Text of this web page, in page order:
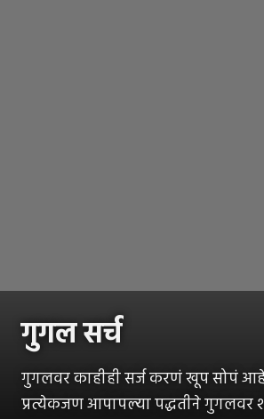
गुगल सर्च
गुगलवर काहीही सर्ज करणं खूप सोपं
प्रत्येकजण आपापल्या पद्धतीने गुगलवर